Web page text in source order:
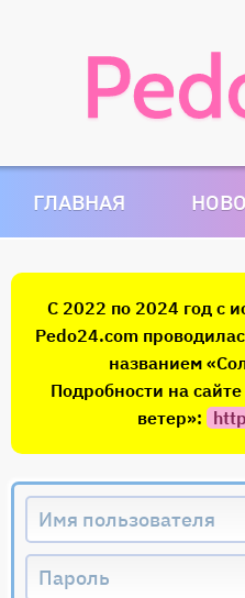
ГЛАВНАЯ
С 2022 по 2024 год с
Pedo24.com
названием
Подробности на
ветер»: